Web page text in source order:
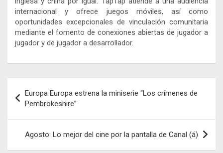
internacional y ofrece juegos móviles, así como
oportunidades excepcionales de vinculación comunitaria
mediante el fomento de conexiones abiertas de jugador a
jugador y de jugador a desarrollador.
de
entradas
Europa Europa estrena la miniserie “Los crímenes de
Pembrokeshire”
Agosto: Lo mejor del cine por la pantalla de Canal (á)